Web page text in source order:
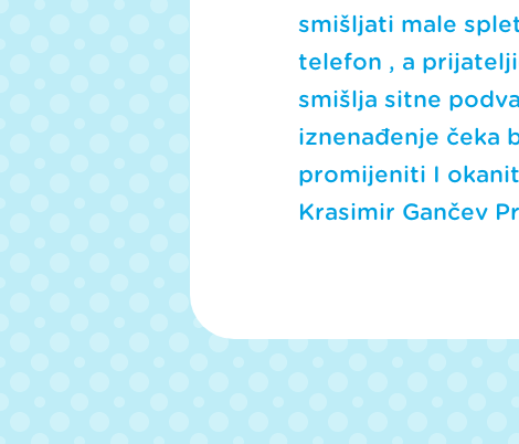
f
1
5
m
n
t
s
,
0
smišljati male
telefon , a
smišlja sitne
iznenađenje čeka
promijeniti I
Krasimir Gančev